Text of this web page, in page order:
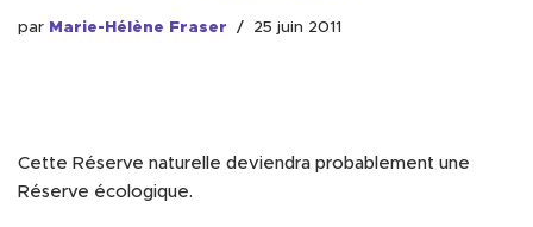
par Marie-Hélène Fraser 25 juin 2011
Cette Réserve naturelle deviendra probablement une
Réserve écologique.